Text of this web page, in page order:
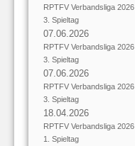
RPTFV Verbandsliga 2026
3. Spieltag
07.06.2026
RPTFV Verbandsliga 2026
3. Spieltag
07.06.2026
RPTFV Verbandsliga 2026
3. Spieltag
18.04.2026
RPTFV Verbandsliga 2026
1. Spieltag